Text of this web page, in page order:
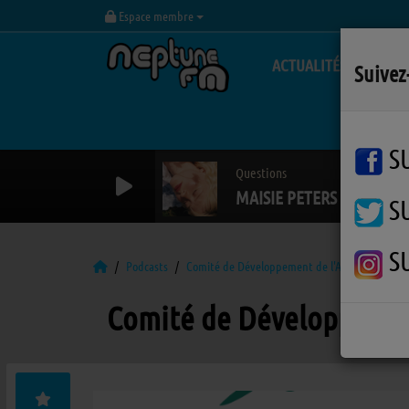
Espace membre
ACTUALITÉS
Questions
MAISIE PETERS
Podcasts Comité de Développement de l'Agriculture
Comité de